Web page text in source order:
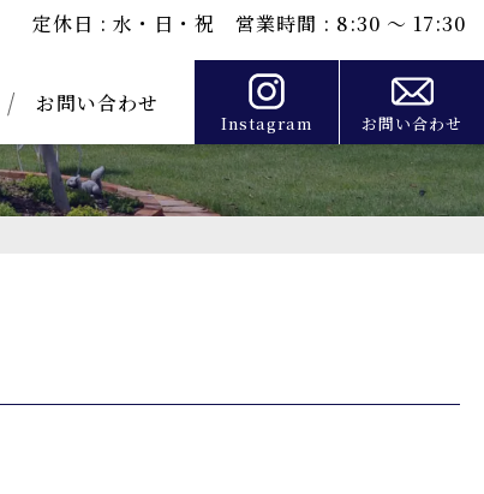
定休日 : 水・日・祝 営業時間 : 8:30 ～ 17:30
お問い合わせ
Instagram お問い合わせ